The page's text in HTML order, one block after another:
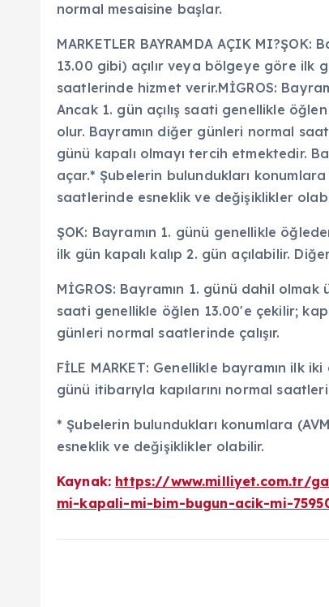
normal mesaisine başlar.
MARKETLER BAYRAMDA AÇIK
13.00 gibi) açılır veya bölgeye göre ilk
saatlerinde hizmet verir.MİGROS:
Ancak 1. gün açılış saati genellikle
olur. Bayramın diğer günleri normal
günü kapalı olmayı tercih etmektedir.
açar.* Şubelerin bulundukları
saatlerinde esneklik ve değişiklikler
ŞOK: Bayramın 1. günü genellikle
ilk gün kapalı kalıp 2. gün açılabilir.
MİGROS: Bayramın 1. günü dahil olmak
saati genellikle öğlen 13.00'e çekilir;
günleri normal saatlerinde çalışır.
FİLE MARKET: Genellikle bayramın ilk
günü itibarıyla kapılarını normal
* Şubelerin bulundukları konumlara
esneklik ve değişiklikler olabilir.
Kaynak: https://www.milliyet.com.tr/
mi-kapali-mi-bim-bugun-acik-mi-